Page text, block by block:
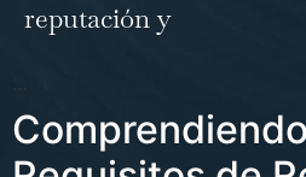
reputación y
…